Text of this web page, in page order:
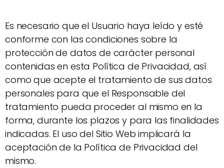
Es necesario que el Usuario haya leído y esté
conforme con las condiciones sobre la
protección de datos de carácter personal
contenidas en esta Política de Privacidad, así
como que acepte el tratamiento de sus datos
personales para que el Responsable del
tratamiento pueda proceder al mismo en la
forma, durante los plazos y para las finalidades
indicadas. El uso del Sitio Web implicará la
aceptación de la Política de Privacidad del
mismo.